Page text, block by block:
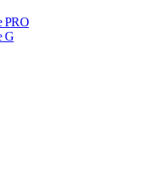
PRO
G